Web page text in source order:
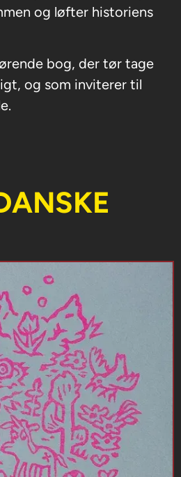
og løfter historiens
bog, der tør tage
og som inviterer til